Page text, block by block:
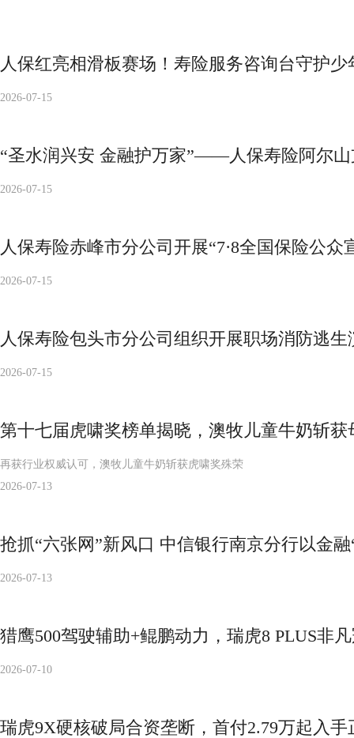
人保红亮相滑板赛场！寿险服务咨询台守护少
2026-07-15
“圣水润兴安 金融护万家”——人保寿险阿尔
2026-07-15
人保寿险赤峰市分公司开展“7·8全国保险公众
2026-07-15
人保寿险包头市分公司组织开展职场消防逃生
2026-07-15
第十七届虎啸奖榜单揭晓，澳牧儿童牛奶斩
再获行业权威认可，澳牧儿童牛奶斩获虎啸奖殊荣
2026-07-13
抢抓“六张网”新风口 中信银行南京分行以金
2026-07-13
猎鹰500驾驶辅助+鲲鹏动力，瑞虎8 PLUS非
2026-07-10
瑞虎9X硬核破局合资垄断，首付2.79万起入手